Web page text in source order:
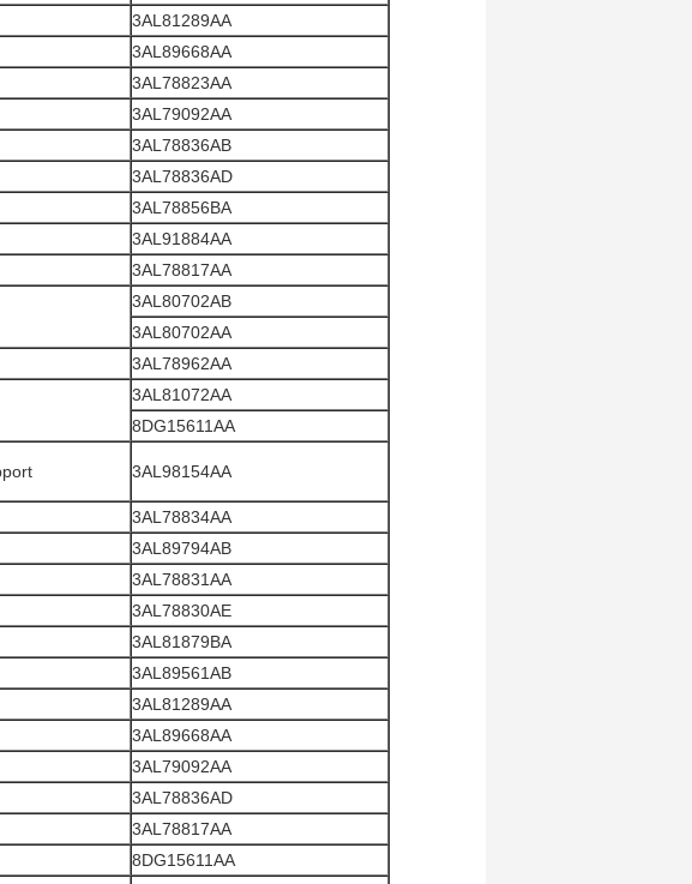
3AL81289AA
3AL89668AA
3AL78823AA
3AL79092AA
3AL78836AB
3AL78836AD
3AL78856BA
3AL91884AA
3AL78817AA
3AL80702AB
3AL80702AA
3AL78962AA
3AL81072AA
8DG15611AA
3AL98154AA
3AL78834AA
3AL89794AB
3AL78831AA
3AL78830AE
3AL81879BA
3AL89561AB
3AL81289AA
3AL89668AA
3AL79092AA
3AL78836AD
3AL78817AA
8DG15611AA